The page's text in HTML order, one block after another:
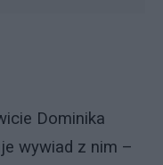
Dominika
wywiad z nim –